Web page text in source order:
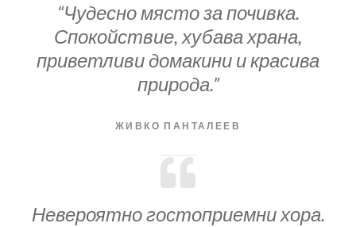
“Чудесно място за почивка.
Спокойствие, хубава храна,
приветливи домакини и красива
природа.”
ЖИВКО ПАНТАЛЕЕВ
Невероятно гостоприемни хора.